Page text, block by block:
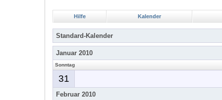
Hilfe Kalender
Standard-Kalender
Januar 2010
Sonntag
31
Februar 2010